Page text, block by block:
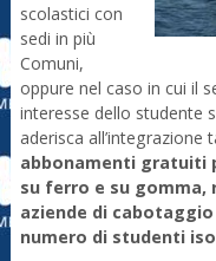
scolastici con
sedi in più
Comuni,
oppure nel caso in cui il
interesse dello studente
aderisca all’integrazione
abbonamenti gratuiti
su ferro e su
aziende di
numero di studenti